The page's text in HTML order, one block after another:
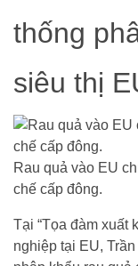
thống
siêu thị
Rau quả vào EU
chế cấp đông.
Tại “Tọa đàm xuất
nghiệp tại EU,